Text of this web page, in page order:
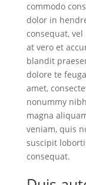
commodo
dolor in
consequat,
at vero et
blandit
dolore te
amet,
nonummy
magna
veniam, quis
suscipit
consequat.